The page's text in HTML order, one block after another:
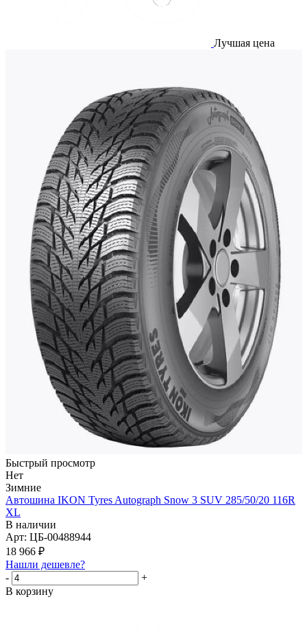
Лучшая цена
Быстрый просмотр
Нет
Зимние
Автошина IKON Tyres Autograph Snow 3 SUV 285/50/20 116R
XL
В наличии
Арт: ЦБ-00488944
18 966 ₽
Нашли дешевле?
-
+
В корзину